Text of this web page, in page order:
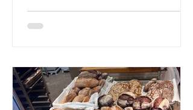
街頭經驗同舞台美學帶入香港。 呢次我
除咗係參加者，其實都係團隊一分子，
烤麵包畀表演者同營友免費試食，等大
家喺雜耍、空中表演同營火之間，用一
片麵包連結起味道同人情。 夜晚圍住營